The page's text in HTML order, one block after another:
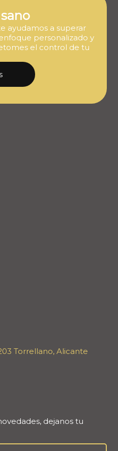
ayudamos a superar
personalizado y
el control de tu
Torrellano, Alicante
dejanos tu